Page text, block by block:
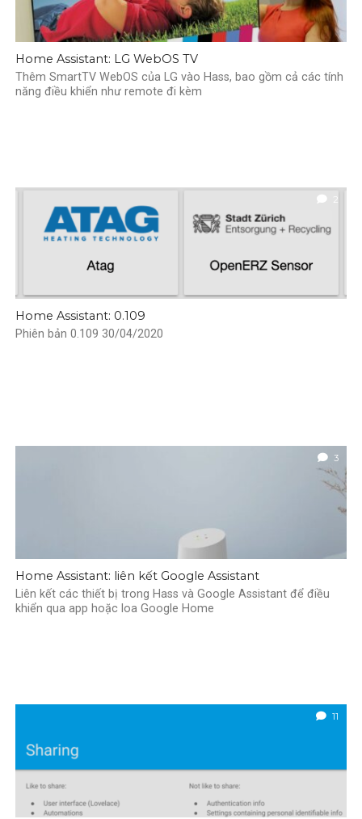
Home Assistant: LG WebOS TV
Thêm SmartTV WebOS của LG vào Hass, bao gồm cả các tính
năng điều khiển như remote đi kèm
2
Home Assistant: 0.109
Phiên bản 0.109 30/04/2020
3
Home Assistant: liên kết Google Assistant
Liên kết các thiết bị trong Hass và Google Assistant để điều
khiển qua app hoặc loa Google Home
11